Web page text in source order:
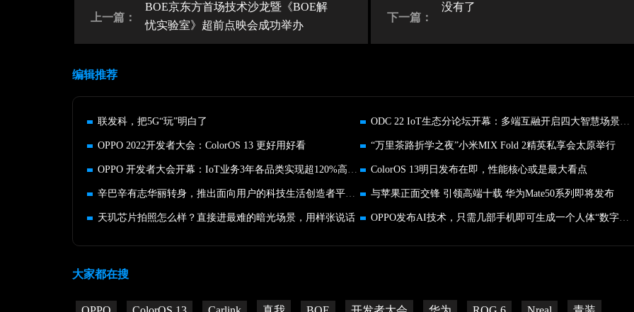
上一篇：
BOE京东方首场技术沙龙暨《BOE解
忧实验室》超前点映会成功举办
下一篇：
没有了
编辑推荐
联发科，把5G“玩”明白了 ODC 22 IoT生态分论坛开幕：多端互融开启四大智慧场景新体验
OPPO 2022开发者大会：ColorOS 13 更好用好看 “万里茶路折学之夜”小米MIX Fold 2精英私享会太原举行
OPPO 开发者大会开幕：IoT业务3年各品类实现超120%高增长 ColorOS 13明日发布在即，性能核心或是最大看点
辛巴辛有志华丽转身，推出面向用户的科技生活创造者平台HOLAX 与苹果正面交锋 引领高端十载 华为Mate50系列即将发布
天玑芯片拍照怎么样？直接进最难的暗光场景，用样张说话 OPPO发布AI技术，只需几部手机即可生成一个人体“数字分身”
大家都在搜